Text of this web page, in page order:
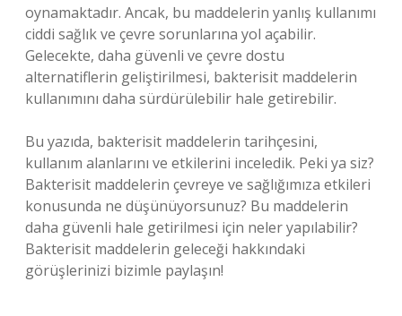
oynamaktadır. Ancak, bu maddelerin yanlış kullanımı
ciddi sağlık ve çevre sorunlarına yol açabilir.
Gelecekte, daha güvenli ve çevre dostu
alternatiflerin geliştirilmesi, bakterisit maddelerin
kullanımını daha sürdürülebilir hale getirebilir.
Bu yazıda, bakterisit maddelerin tarihçesini,
kullanım alanlarını ve etkilerini inceledik. Peki ya siz?
Bakterisit maddelerin çevreye ve sağlığımıza etkileri
konusunda ne düşünüyorsunuz? Bu maddelerin
daha güvenli hale getirilmesi için neler yapılabilir?
Bakterisit maddelerin geleceği hakkındaki
görüşlerinizi bizimle paylaşın!